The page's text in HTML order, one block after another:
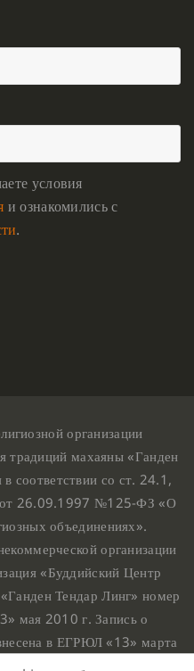
условия
и ознакомились с
.
организации
традиций махаяны «Ганден
соответствии со ст. 24.1,
от 26.09.1997 №125-ФЗ «О
объединениях».
организации
«Буддийский Центр
Тендар Линг» номер
мая 2010 г. Запись о
в ЕГРЮЛ «13» марта